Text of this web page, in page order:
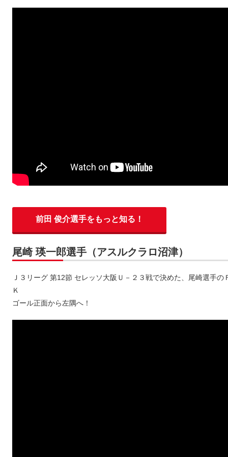
前田 俊介選手をもっと知る！
尾崎 瑛一郎選手（アスルクラロ沼津）
Ｊ３リーグ 第12節 セレッソ大阪Ｕ－２３戦で決めた、尾崎選手の
Ｋ
ゴール正面から左隅へ！